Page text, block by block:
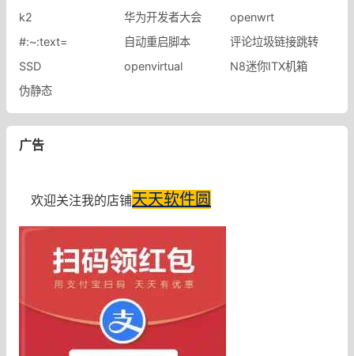
k2
华为开发者大会
​openwrt
#:~:text=
自动重启脚本
评论垃圾链接跳转
SSD
openvirtual
N8迷你ITX机箱
伪静态
广告
欢迎关注我的店铺天天软件圆